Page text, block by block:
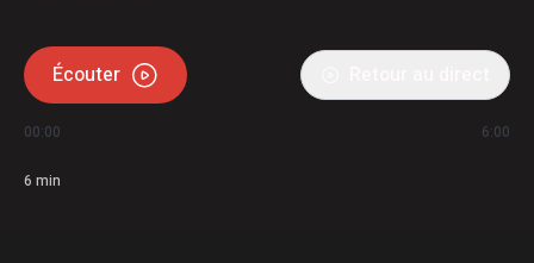
Écouter
00:00 6:00
6 min